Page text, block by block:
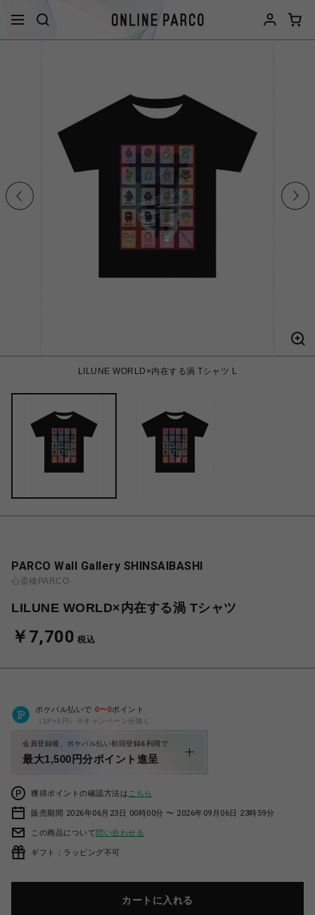
LILUNE WORLD×内在する渦 Tシャツ L
PARCO Wall Gallery SHINSAIBASHI
心斎橋PARCO
LILUNE WORLD×内在する渦 Tシャツ
￥7,700 税込
ポケパル払いで 0〜0ポイント
（1P=1円）※キャンペーン分除く
会員登録後、ポケパル払い初回登録&利用で
最大1,500円分ポイント進呈
獲得ポイントの確認方法は こちら
販売期間 2026年06月23日 00時00分 〜 2026年09月06日 23時59分
この商品について問い合わせる
ギフト：ラッピング不可
カートに入れる